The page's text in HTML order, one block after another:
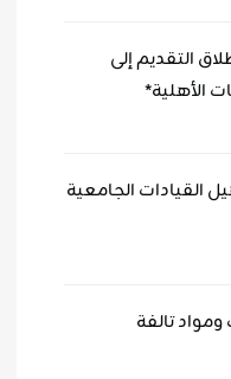
التقديم إلى
الأهلية*
القيادات الجامعية
تالفة